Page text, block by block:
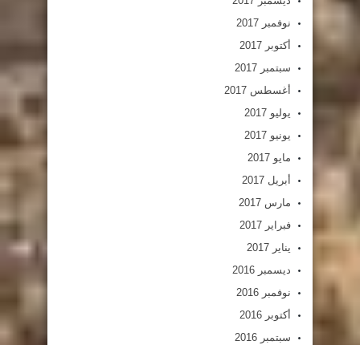
نوفمبر 2017
أكتوبر 2017
سبتمبر 2017
أغسطس 2017
يوليو 2017
يونيو 2017
مايو 2017
أبريل 2017
مارس 2017
فبراير 2017
يناير 2017
ديسمبر 2016
نوفمبر 2016
أكتوبر 2016
سبتمبر 2016